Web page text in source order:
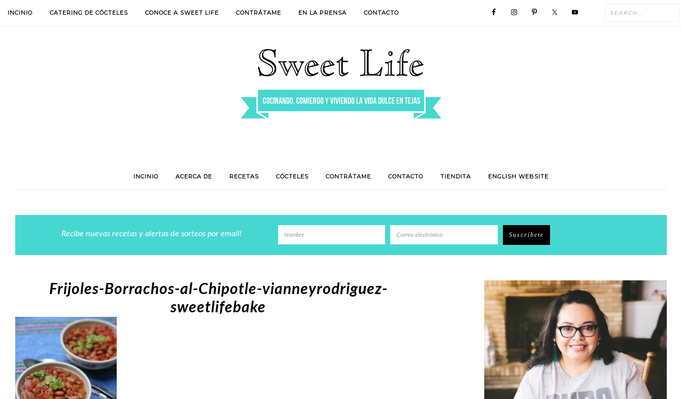
INCINIO CATERING DE CÓCTELES CONOCE A SWEET LIFE CONTRÁTAME EN LA PRENSA CONTACTO
INCINIO ACERCA DE RECETAS CÓCTELES CONTRÁTAME CONTACTO TIENDITA ENGLISH WEBSITE
Recibe nuevas recetas y alertas de sorteos por email!
Frijoles-Borrachos-al-Chipotle-vianneyrodriguez-
sweetlifebake